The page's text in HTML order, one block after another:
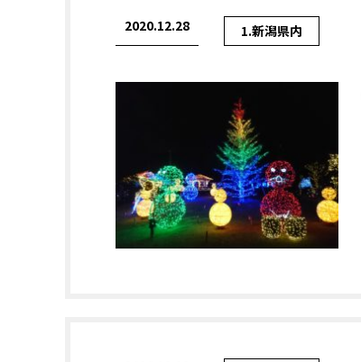
2020.12.28 1.新潟県内